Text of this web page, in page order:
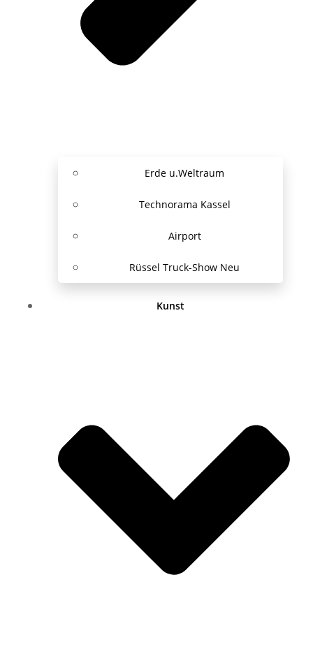
Erde u.Weltraum
Technorama Kassel
Airport
Rüssel Truck-Show Neu
Kunst